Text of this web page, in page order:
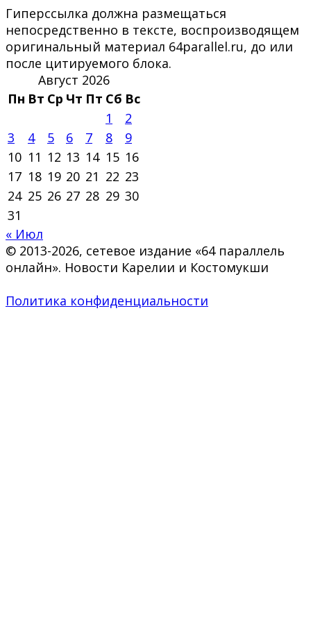
Гиперссылка должна размещаться
непосредственно в тексте, воспроизводящем
оригинальный материал 64parallel.ru, до или
после цитируемого блока.
Август 2026
Пн Вт Ср Чт Пт Сб Вс
1
2
3
4 5 6 7 8
9
10 11 12 13 14 15 16
17 18 19 20 21 22 23
24 25 26 27 28 29 30
31
« Июл
© 2013-2026, сетевое издание «64 параллель
онлайн». Новости Карелии и Костомукши
Политика конфиденциальности